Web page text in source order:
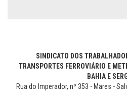
SINDICATO DOS
TRANSPORTES FERROVIÁRIO E
BAHIA E
Rua do Imperador, nº 353 - Mares -